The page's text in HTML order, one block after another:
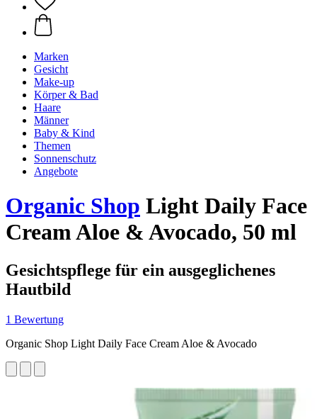
Marken
Gesicht
Make-up
Körper & Bad
Haare
Männer
Baby & Kind
Themen
Sonnenschutz
Angebote
Organic Shop Light Daily Face
Cream Aloe & Avocado, 50 ml
Gesichtspflege für ein ausgeglichenes
Hautbild
1 Bewertung
Organic Shop Light Daily Face Cream Aloe & Avocado